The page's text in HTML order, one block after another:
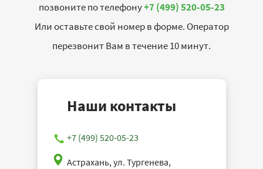
позвоните по телефону+7 (499) 520-05-23
Или оставьте свой номер в форме. Оператор
перезвонит Вам в течение 10 минут.
Наши контакты
+7 (499) 520-05-23
Астрахань, ул. Тургенева,